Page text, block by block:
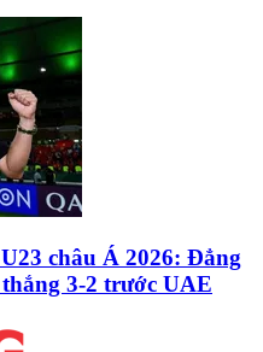
châu Á 2026: Đẳng
3-2 trước UAE